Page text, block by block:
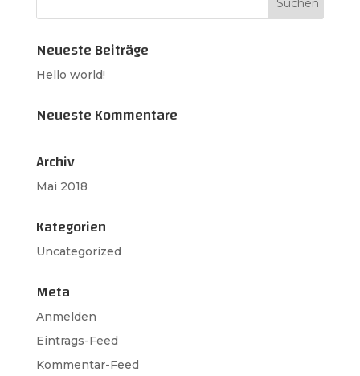
Neueste Beiträge
Hello world!
Neueste Kommentare
Archiv
Mai 2018
Kategorien
Uncategorized
Meta
Anmelden
Eintrags-Feed
Kommentar-Feed